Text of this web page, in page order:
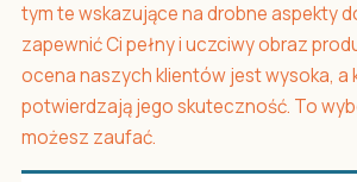
tym te wskazujące na drobne aspekty
zapewnić Ci pełny i uczciwy obraz
ocena naszych klientów jest wysoka, a
potwierdzają jego skuteczność. To
możesz zaufać.